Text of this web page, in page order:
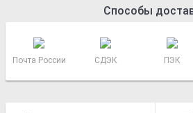
Способы
Почта России СДЭК ПЭК